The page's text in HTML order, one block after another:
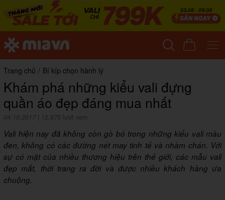
Trang chủ / Bí kíp chọn hành lý
Khám phá những kiểu vali đựng
quần áo đẹp đáng mua nhất
04.10.2017 12,870 lượt xem
Vali hiện nay đã không còn gò bó trong những kiểu vali màu
đen, không có các đường nét may tinh tế và nhàm chán. Với
sự có mặt của nhiều thương hiệu trên thế giới, các mẫu vali
đẹp mắt, thời trang ra đời và được nhiều khách hàng ưa
chuộng.